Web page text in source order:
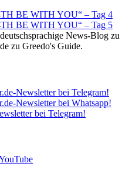
BE WITH YOU“ – Tag 4
BE WITH YOU“ – Tag 5
News-Blog zu
zu Greedo's Guide.
Newsletter bei Telegram!
Newsletter bei Whatsapp!
bei Telegram!